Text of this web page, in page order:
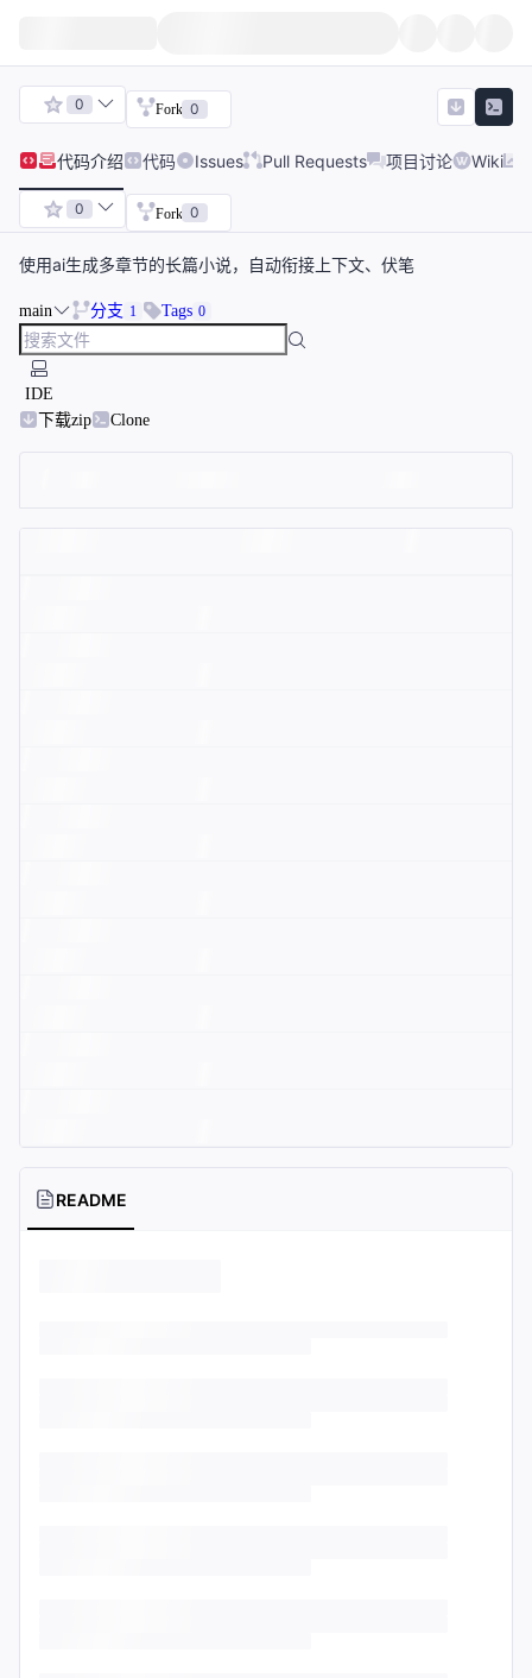
0 Fork 0
代码介绍 代码 Issues Pull Requests 项目讨论 Wiki
0 Fork 0
使用ai生成多章节的长篇小说，自动衔接上下文、伏笔
main 分支 1 Tags 0
IDE
下载zip
Clone
README